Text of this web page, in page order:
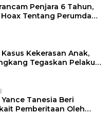
Penjara 6 Tahun,
Tentang Perumda
Kekerasan Anak,
Tegaskan Pelaku
Tanesia Beri
Pemberitaan Oleh